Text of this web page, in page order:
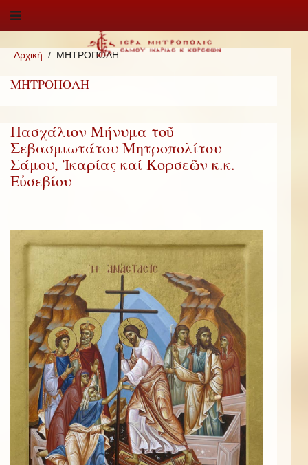
Αρχική ΜΗΤΡΟΠΟΛΗ
ΜΗΤΡΟΠΟΛΗ
Πασχάλιον Μήνυμα τοῦ
Σεβασμιωτάτου Μητροπολίτου
Σάμου, Ἰκαρίας καί Κορσεῶν κ.κ.
Εὐσεβίου